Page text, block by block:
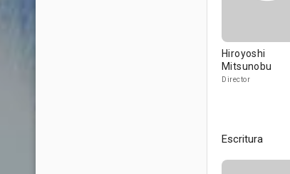
Hiroyoshi
Mitsunobu
Director
Escritura